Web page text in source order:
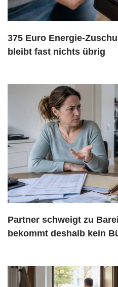
375 Euro Energie-
bleibt fast nichts übrig
Partner schweigt zu
bekommt deshalb kein